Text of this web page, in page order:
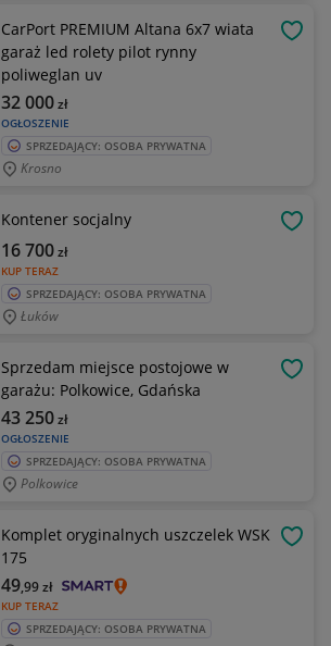
CarPort PREMIUM Altana 6x7 wiata
garaż led rolety pilot rynny
poliweglan uv
OGŁOSZENIE
32 000zł
SPRZEDAJĄCY: OSOBA PRYWATNA
Krosno
Kontener socjalny
KUP TERAZ
16 700zł
SPRZEDAJĄCY: OSOBA PRYWATNA
Łuków
Sprzedam miejsce postojowe w
garażu: Polkowice, Gdańska
OGŁOSZENIE
43 250zł
SPRZEDAJĄCY: OSOBA PRYWATNA
Polkowice
Komplet oryginalnych uszczelek WSK
175
KUP TERAZ
49,99zł
SPRZEDAJĄCY: OSOBA PRYWATNA